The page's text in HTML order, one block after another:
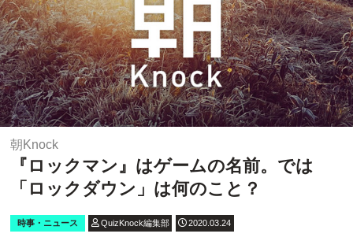
朝Knock
『ロックマン』はゲームの名前。では
「ロックダウン」は何のこと？
時事・ニュース QuizKnock編集部 2020.03.24